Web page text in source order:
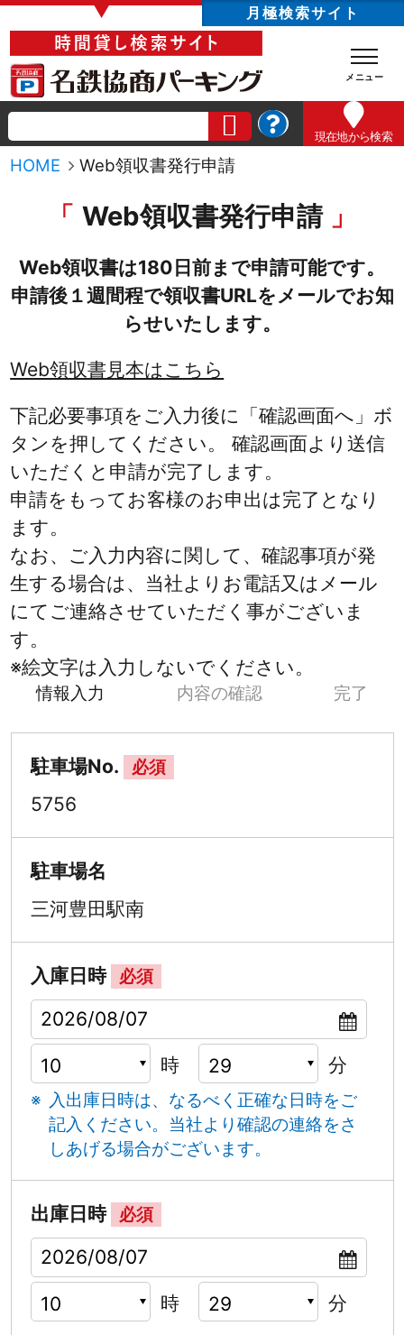
▼ 月極検索サイト
現在地から検索
HOME Web領収書発行申請
Web領収書発行申請
Web領収書は180日前まで申請可能です。
申請後１週間程で領収書URLをメールでお知
らせいたします。
Web領収書見本はこちら
下記必要事項をご入力後に「確認画面へ」ボ
タンを押してください。 確認画面より送信
いただくと申請が完了します。
申請をもってお客様のお申出は完了となり
ます。
なお、ご入力内容に関して、確認事項が発
生する場合は、当社よりお電話又はメール
にてご連絡させていただく事がございま
す。
※絵文字は入力しないでください。
情報入力 内容の確認 完了
駐車場No. 必須
5756
駐車場名
三河豊田駅南
入庫日時 必須
時 分
入出庫日時は、なるべく正確な日時をご
記入ください。 当社より確認の連絡をさ
しあげる場合がございます。
出庫日時 必須
時 分